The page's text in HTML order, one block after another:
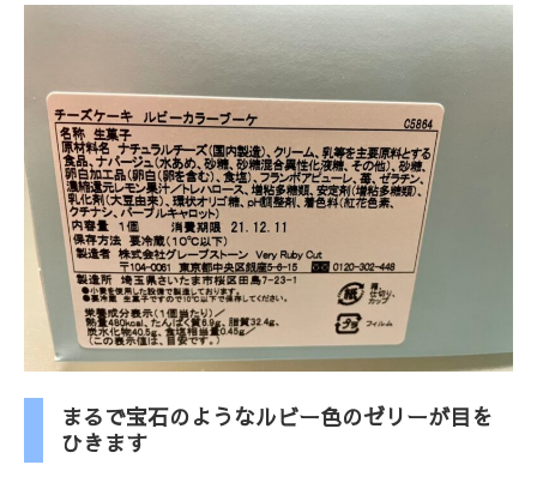
まるで宝石のようなルビー色のゼリーが目を
ひきます